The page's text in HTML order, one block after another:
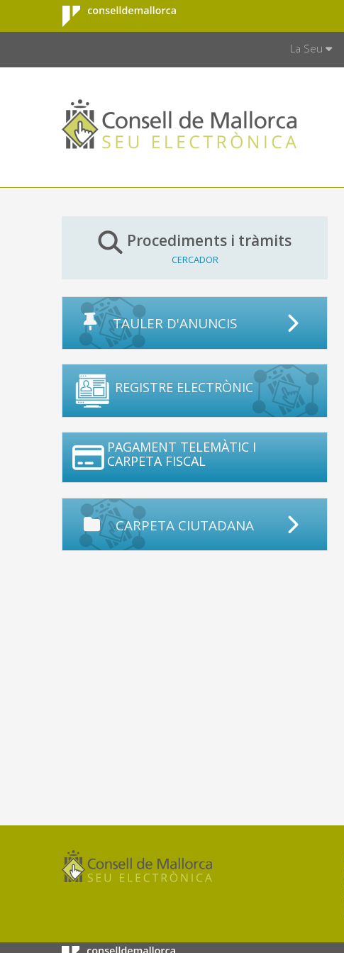
Salta al contingut principal
Consell de
Mallorca
La Seu
Procediments i tràmits
CERCADOR
TAULER D'ANUNCIS
REGISTRE ELECTRÒNIC
PAGAMENT TELEMÀTIC I
CARPETA FISCAL
CARPETA CIUTADANA